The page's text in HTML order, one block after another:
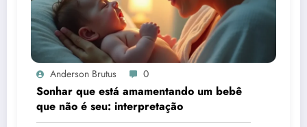
Anderson Brutus 0
Sonhar que está amamentando um bebê
que não é seu: interpretação